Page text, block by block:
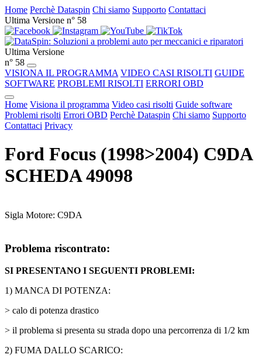
Home Perchè Dataspin Chi siamo Supporto Contattaci
Ultima Versione n° 58
Ultima Versione
n° 58
VISIONA IL PROGRAMMA VIDEO CASI RISOLTI GUIDE
SOFTWARE PROBLEMI RISOLTI ERRORI OBD
Home Visiona il programma Video casi risolti Guide software
Problemi risolti Errori OBD Perchè Dataspin Chi siamo Supporto
Contattaci Privacy
Ford Focus (1998>2004) C9DA
SCHEDA 49098
Sigla Motore: C9DA
Problema riscontrato:
SI PRESENTANO I SEGUENTI PROBLEMI:
1) MANCA DI POTENZA:
> calo di potenza drastico
> il problema si presenta su strada dopo una percorrenza di 1/2 km
2) FUMA DALLO SCARICO: